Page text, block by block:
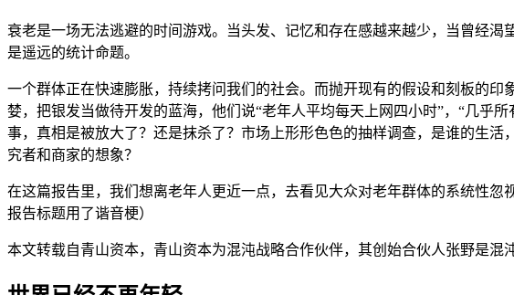
衰老是一场无法逃避的时间游戏。当头发、记忆和存在感越来越少，当曾经
是遥远的统计命题。
一个群体正在快速膨胀，持续拷问我们的社会。而抛开现有的假设和刻板的
婪，把银发当做待开发的蓝海，他们说“老年人平均每天上网四小时”，“几乎
事，真相是被放大了？还是抹杀了？市场上形形色色的抽样调查，是谁的生
究者和商家的想象？
在这篇报告里，我们想离老年人更近一点，去看见大众对老年群体的系统性忽
报告标题用了谐音梗）
本文转载自青山资本，青山资本为混沌战略合作伙伴，其创始合伙人张野是混